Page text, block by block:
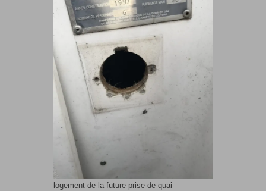
logement de la future prise de quai